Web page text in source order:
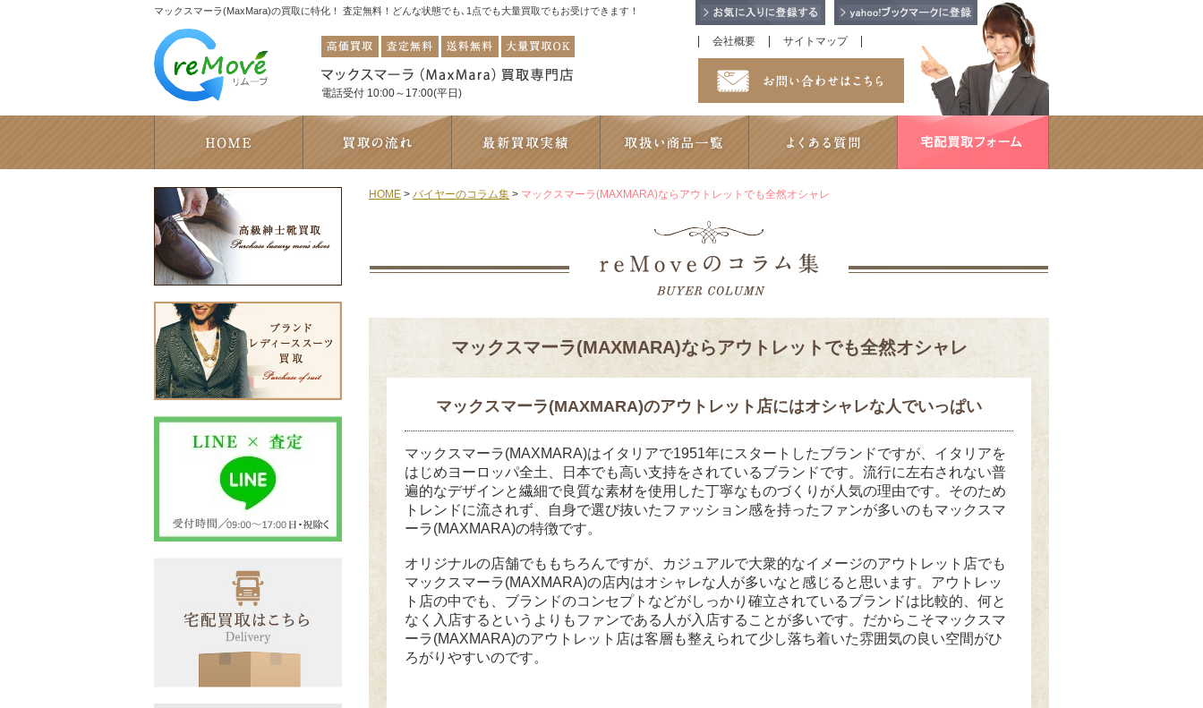
マックスマーラ(MaxMara)の買取に特化！ 査定無料！どんな状態でも､1点でも大量買取でもお受けできます！
電話受付 10:00～17:00(平日)
会社概要 サイトマップ
HOME > バイヤーのコラム集 > マックスマーラ(MAXMARA)ならアウトレットでも全然オシャレ
マックスマーラ(MAXMARA)ならアウトレットでも全然オシャレ
マックスマーラ(MAXMARA)のアウトレット店にはオシャレな人でいっぱい
マックスマーラ(MAXMARA)はイタリアで1951年にスタートしたブランドですが、イタリアを
はじめヨーロッパ全土、日本でも高い支持をされているブランドです。流行に左右されない普
遍的なデザインと繊細で良質な素材を使用した丁寧なものづくりが人気の理由です。そのため
トレンドに流されず、自身で選び抜いたファッション感を持ったファンが多いのもマックスマ
ーラ(MAXMARA)の特徴です。
オリジナルの店舗でももちろんですが、カジュアルで大衆的なイメージのアウトレット店でも
マックスマーラ(MAXMARA)の店内はオシャレな人が多いなと感じると思います。アウトレッ
ト店の中でも、ブランドのコンセプトなどがしっかり確立されているブランドは比較的、何と
なく入店するというよりもファンである人が入店することが多いです。だからこそマックスマ
ーラ(MAXMARA)のアウトレット店は客層も整えられて少し落ち着いた雰囲気の良い空間がひ
ろがりやすいのです。